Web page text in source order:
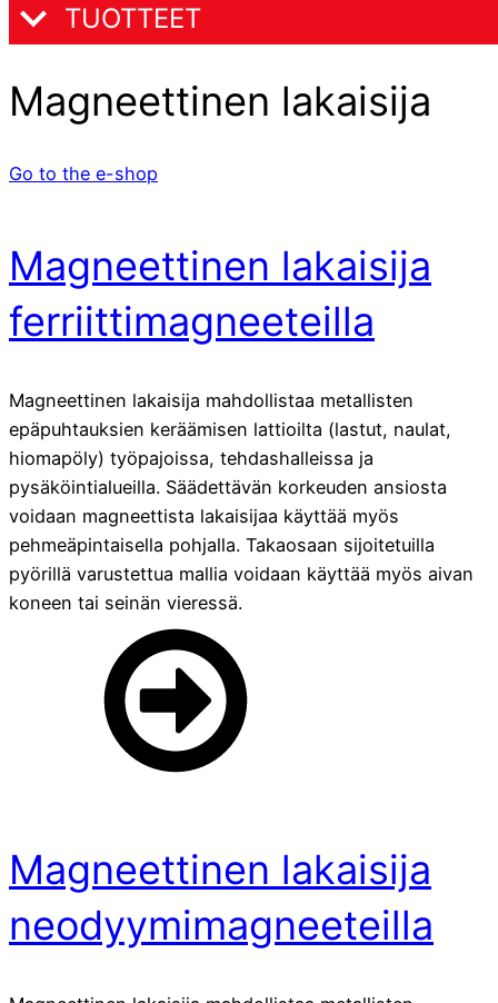
TUOTTEET
Magneettinen lakaisija
Go to the e-shop
Magneettinen lakaisija
ferriittimagneeteilla
Magneettinen lakaisija mahdollistaa metallisten
epäpuhtauksien keräämisen lattioilta (lastut, naulat,
hiomapöly) työpajoissa, tehdashalleissa ja
pysäköintialueilla. Säädettävän korkeuden ansiosta
voidaan magneettista lakaisijaa käyttää myös
pehmeäpintaisella pohjalla. Takaosaan sijoitetuilla
pyörillä varustettua mallia voidaan käyttää myös aivan
koneen tai seinän vieressä.
Magneettinen lakaisija
neodyymimagneeteilla